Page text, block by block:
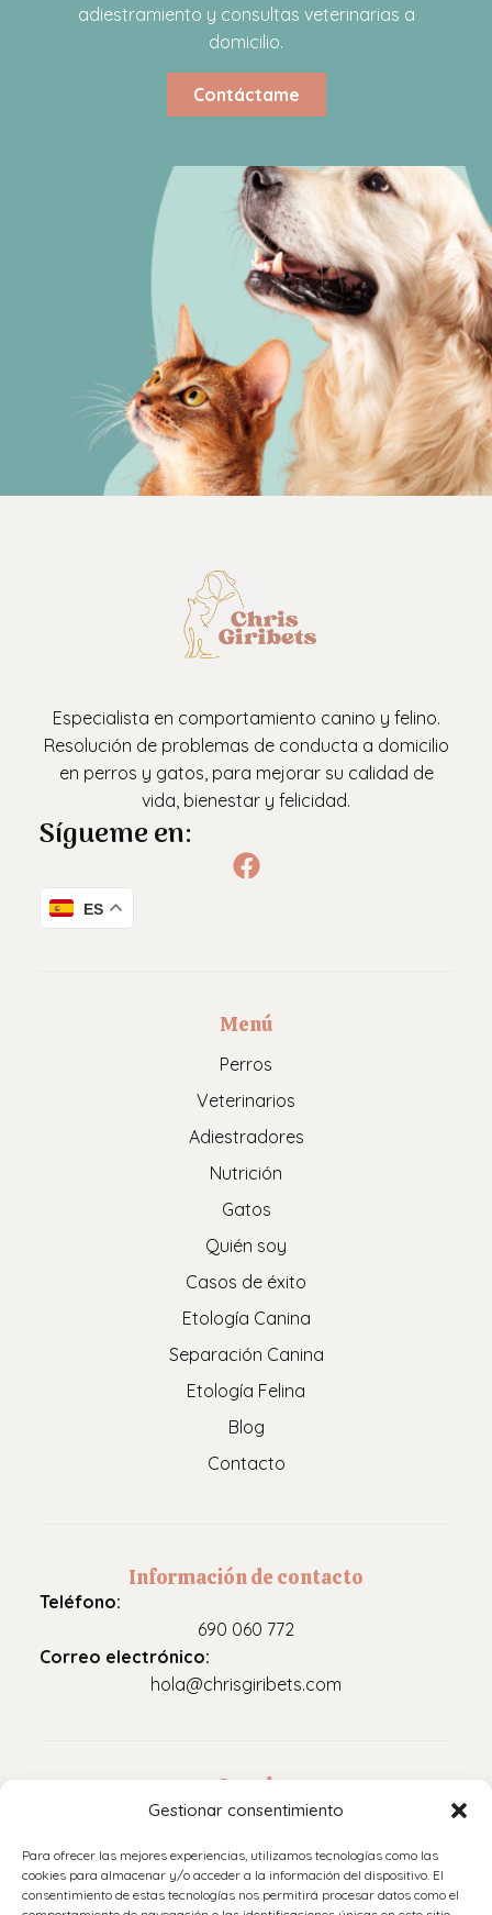
Gestionar consentimiento
Para ofrecer las mejores experiencias, utilizamos tecnologías como las
cookies para almacenar y/o acceder a la información del dispositivo. El
consentimiento de estas tecnologías nos permitirá procesar datos como el
adiestramiento y consultas veterinarias a
domicilio.
Contáctame
Especialista en comportamiento canino y felino.
Resolución de problemas de conducta a domicilio
en perros y gatos, para mejorar su calidad de
vida, bienestar y felicidad.
Sígueme en:
ES
Menú
Perros
Veterinarios
Adiestradores
Nutrición
Gatos
Quién soy
Casos de éxito
Etología Canina
Separación Canina
Etología Felina
Blog
Contacto
Información de contacto
Teléfono:
690 060 772
Correo electrónico:
hola@chrisgiribets.com
Legal
Política de privacidad
Accesibilidad